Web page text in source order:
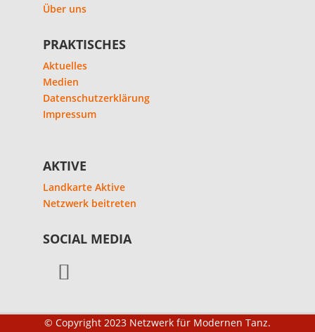
Über uns
PRAKTISCHES
Aktuelles
Medien
Datenschutzerklärung
Impressum
AKTIVE
Landkarte Aktive
Netzwerk beitreten
SOCIAL MEDIA
© Copyright 2023 Netzwerk für Modernen Tanz.